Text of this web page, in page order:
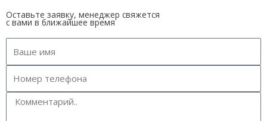
Оставьте заявку, менеджер свяжется
с вами в ближайшее время